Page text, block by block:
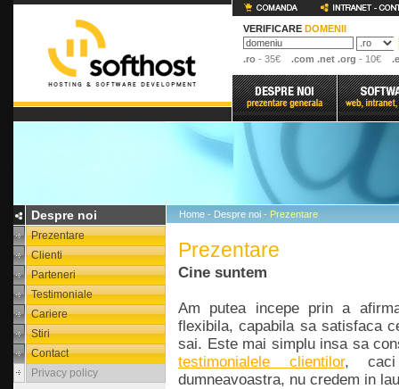
VERIFICARE DOMENII
.ro - 35€ .com .net .org - 10€
Despre noi
Prezentare
Clienti
Parteneri
Testimoniale
Cariere
Stiri
Contact
Privacy policy
Home - Despre noi - Prezentare
Prezentare
Cine suntem
Am putea incepe prin a
flexibila, capabila sa satisfaca
sai. Este mai simplu insa sa
testimonialele clientilor, caci
dumneavoastra, nu credem in